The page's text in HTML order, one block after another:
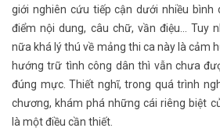
giới nghiên cứu tiếp cận dưới nhiều bình
điểm nội dung, câu chữ, vần điệu... Tuy
nữa khá lý thú về mảng thi ca này là cảm
hướng trữ tình công dân thì vẫn chưa
đúng mực. Thiết nghĩ, trong quá trình
chương, khám phá những cái riêng biệt
là một điều cần thiết.